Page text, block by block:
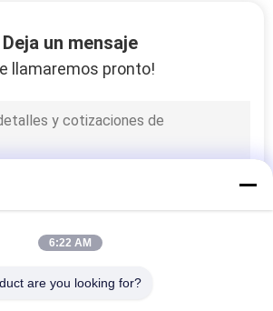
Deja un mensaje
llamaremos pronto!
6:22 AM
are you looking for?